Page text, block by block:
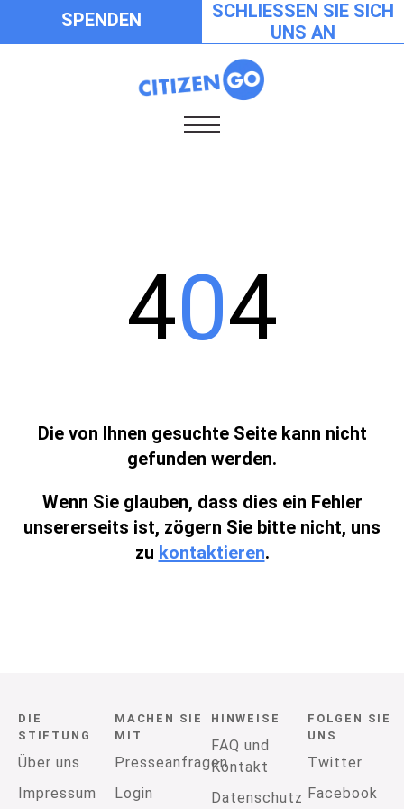
SPENDEN
SCHLIESSEN SIE SICH
UNS AN
404
Die von Ihnen gesuchte Seite kann nicht
gefunden werden.
Wenn Sie glauben, dass dies ein Fehler
unsererseits ist, zögern Sie bitte nicht, uns
zu kontaktieren.
DIE
STIFTUNG
Über uns
Impressum
MACHEN SIE
MIT
Presseanfragen
Login
HINWEISE
FAQ und
Kontakt
Datenschutz
FOLGEN SIE
UNS
Twitter
Facebook